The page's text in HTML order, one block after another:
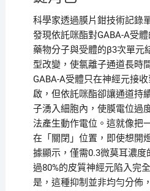
科學家透過膜片鉗技術記錄
發現依託咪酯對GABA-A受
藥物分子與受體的β3次單元
型改變，使氯離子通道長時
GABA-A受體只在神經元接
啟，但依託咪酯卻讓通道持
子湧入細胞內，使膜電位過
法產生動作電位。這就像把
在「關閉」位置，即使想開
據顯示，僅需0.3微莫耳濃
過80%的皮質神經元陷入完
是，這種抑制並非均勻分佈